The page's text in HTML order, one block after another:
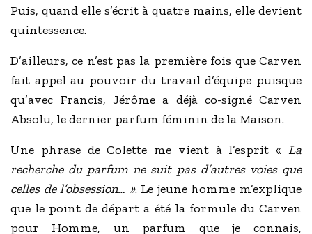
Puis, quand elle s’écrit à quatre mains, elle devient
quintessence.
D’ailleurs, ce n’est pas la première fois que Carven
fait appel au pouvoir du travail d’équipe puisque
qu’avec Francis, Jérôme a déjà co-signé Carven
Absolu, le dernier parfum féminin de la Maison.
Une phrase de Colette me vient à l’esprit « La
recherche du parfum ne suit pas d’autres voies que
celles de l’obsession… ». Le jeune homme m’explique
que le point de départ a été la formule du Carven
pour Homme, un parfum que je connais,